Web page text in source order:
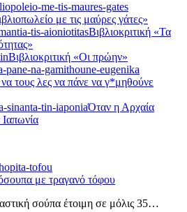
με τις μαύρες γάτες»
Βιβλιοκριτική «Τα
Βιβλιοκριτική «Οι πρώην»
τους λες να πάνε να γ*μηθούνε
Όταν η Αρχαία
με τραγανό τόφου
σούπα έτοιμη σε μόλις 35…